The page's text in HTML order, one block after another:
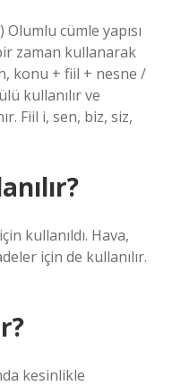
cümle yapısı
zaman kullanarak
konu + fiil + nesne /
kullanılır ve
Fiil i, sen, biz, siz,
kullanıldı. Hava,
için de kullanılır.
kesinlikle